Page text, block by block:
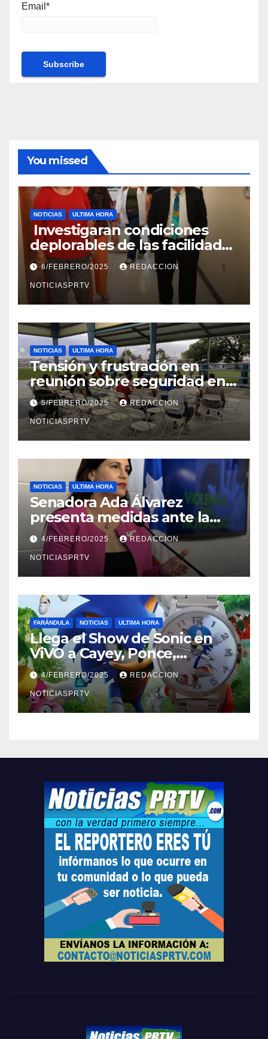
Email*
You missed
NOTICIAS ULTIMA HORA
Investigaran condiciones
deplorables de las facilidades
el Departamento de la Salud
en Mayagüez
6/FEBRERO/2025 REDACCION
NOTICIASPRTV
NOTICIAS ULTIMA HORA
Tensión y frustración en
reunión sobre seguridad en
Reparto Metropolitano
5/FEBRERO/2025 REDACCION
NOTICIASPRTV
NOTICIAS ULTIMA HORA
Senadora Ada Álvarez
presenta medidas ante la
violencia en el noviazgo
4/FEBRERO/2025 REDACCION
NOTICIASPRTV
FARÁNDULA NOTICIAS ULTIMA HORA
Llega el Show de Sonic en
ViVO a Cayey, Ponce,
Barceloneta y Humacao,
Relojes gratis para el que
compre ahora….
4/FEBRERO/2025 REDACCION
NOTICIASPRTV